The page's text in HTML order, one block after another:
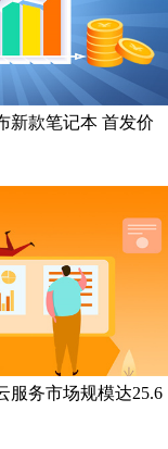
新款笔记本 首发价
服务市场规模达25.6